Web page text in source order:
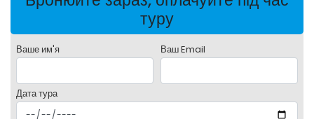
туру
Ваше им'я Ваш Email
Дата тура